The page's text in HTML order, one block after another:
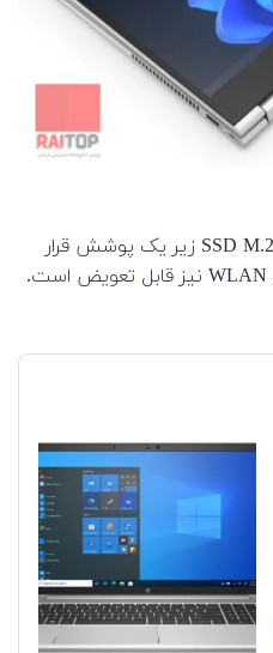
حافظه رم و حافظه داخلی SSD M.2-2280 زیر یک پوشش قرار